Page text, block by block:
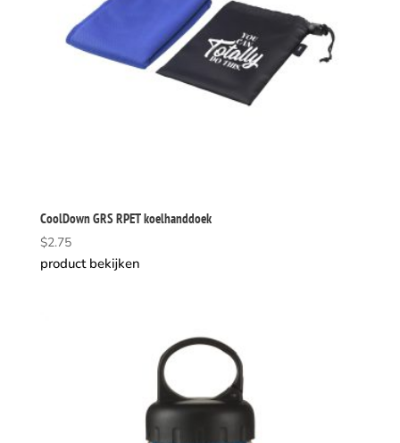
CoolDown GRS RPET koelhanddoek
$2.75
product bekijken